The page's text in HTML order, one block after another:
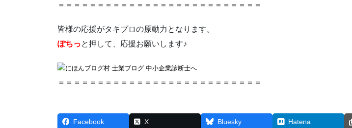
＝＝＝＝＝＝＝＝＝＝＝＝＝＝＝＝＝＝＝＝＝＝＝＝＝＝
皆様の応援がタキプロの原動力となります。
ぽちっと押して、応援お願いします♪
＝＝＝＝＝＝＝＝＝＝＝＝＝＝＝＝＝＝＝＝＝＝＝＝＝＝
Facebook X Bluesky Hatena